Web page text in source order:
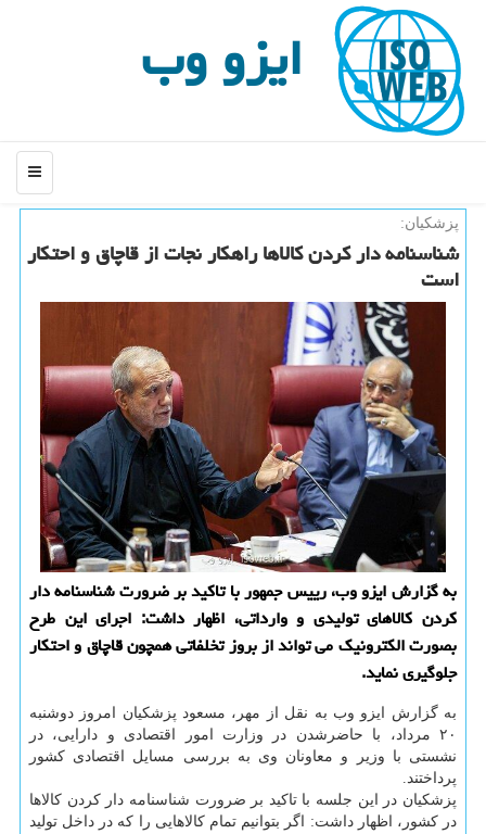
ایزو وب
منو
پزشکیان:
شناسنامه دار کردن کالاها راهکار نجات از قاچاق و احتکار
است
به گزارش ایزو وب، رییس جمهور با تاکید بر ضرورت شناسنامه دار
کردن کالاهای تولیدی و وارداتی، اظهار داشت: اجرای این طرح
بصورت الکترونیک می تواند از بروز تخلفاتی همچون قاچاق و احتکار
جلوگیری نماید.
به گزارش ایزو وب به نقل از مهر، مسعود پزشکیان امروز دوشنبه
۲۰ مرداد، با حاضرشدن در وزارت امور اقتصادی و دارایی، در
نشستی با وزیر و معاونان وی به بررسی مسایل اقتصادی کشور
پرداختند.
پزشکیان در این جلسه با تاکید بر ضرورت شناسنامه دار کردن کالاها
در کشور، اظهار داشت: اگر بتوانیم تمام کالاهایی را که در داخل تولید